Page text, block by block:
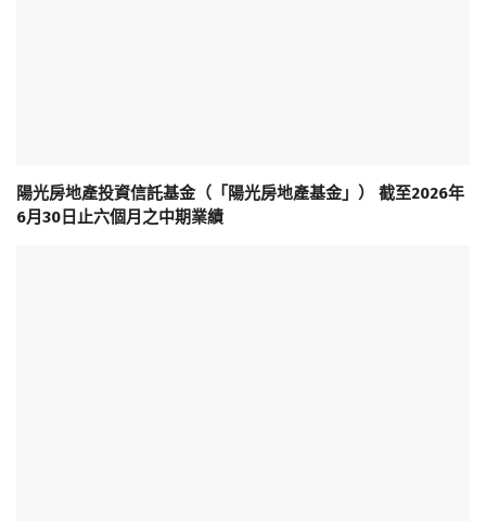
陽光房地產投資信託基金（「陽光房地產基金」） 截至2026年
6月30日止六個月之中期業績